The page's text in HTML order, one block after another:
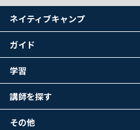
ネイティブキャンプ
ガイド
学習
講師を探す
その他